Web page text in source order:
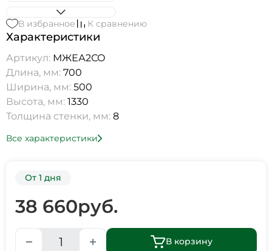
В избранное К сравнению
Характеристики
Артикул: МЖЕА2СО
Длина, мм: 700
Ширина, мм: 500
Высота, мм: 1330
Толщина стенки, мм: 8
Все характеристики
От 1 дня
38 660руб.
В корзину